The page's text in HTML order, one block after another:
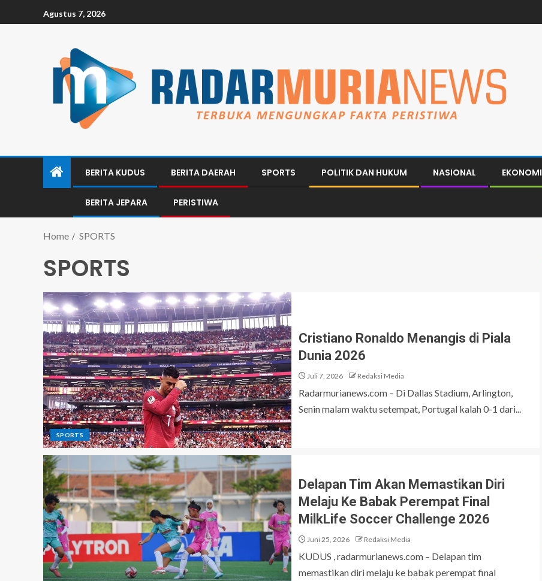
Agustus 7, 2026
BERITA KUDUS BERITA DAERAH SPORTS POLITIK DAN HUKUM NASIONAL EKONOMI
BERITA JEPARA PERISTIWA
Home SPORTS
SPORTS
SPORTS
Cristiano Ronaldo Menangis di Piala
Dunia 2026
Juli 7, 2026 Redaksi Media
Radarmurianews.com – Di Dallas Stadium, Arlington,
Senin malam waktu setempat, Portugal kalah 0-1 dari...
Delapan Tim Akan Memastikan Diri
Melaju Ke Babak Perempat Final
MilkLife Soccer Challenge 2026
Juni 25, 2026 Redaksi Media
KUDUS , radarmurianews.com – Delapan tim
memastikan diri melaju ke babak perempat final